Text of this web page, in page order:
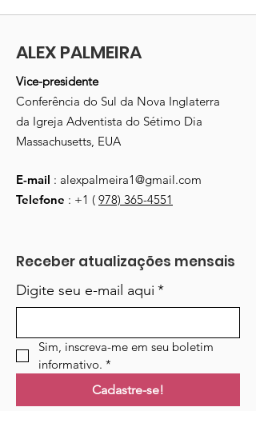
ALEX PALMEIRA
Vice-presidente
Conferência do Sul da Nova Inglaterra
da Igreja Adventista do Sétimo Dia
Massachusetts, EUA
E-mail : alexpalmeira1@gmail.com
Telefone : +1 ( 978) 365-4551
Receber atualizações mensais
Digite seu e-mail aqui *
Sim, inscreva-me em seu boletim
informativo. *
Cadastre-se!